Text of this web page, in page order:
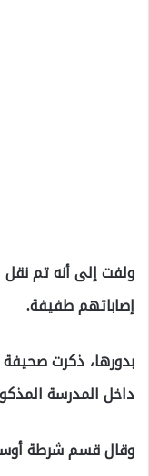
ولفت إلى أنه تم
إصاباتهم طفيفة.
بدورها، ذكرت
داخل المدرسة
وقال قسم شرطة